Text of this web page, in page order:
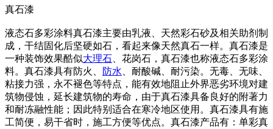
真石漆
液态石多彩涂料真石漆主要由乳液、天然彩石砂及相关助剂制
成，干结固化后坚硬如石，看起来像天然真石一样。真石漆是
一种装饰效果酷似大理石 、花岗石，真石漆也称液态石多彩涂
料。真石漆具有防火、
防水 、耐酸碱、耐污染。无毒、无味、
粘接力强，永不褪色等特点，能有效地阻止外界恶劣环境对建
筑物侵蚀，延长建筑物的寿命，由于真石漆具备良好的附著力
和耐冻融性能；因此特别适合在寒冷地区使用。真石漆具有施
工简便，易干省时，施工方便等优点。真石漆产品有：单彩真